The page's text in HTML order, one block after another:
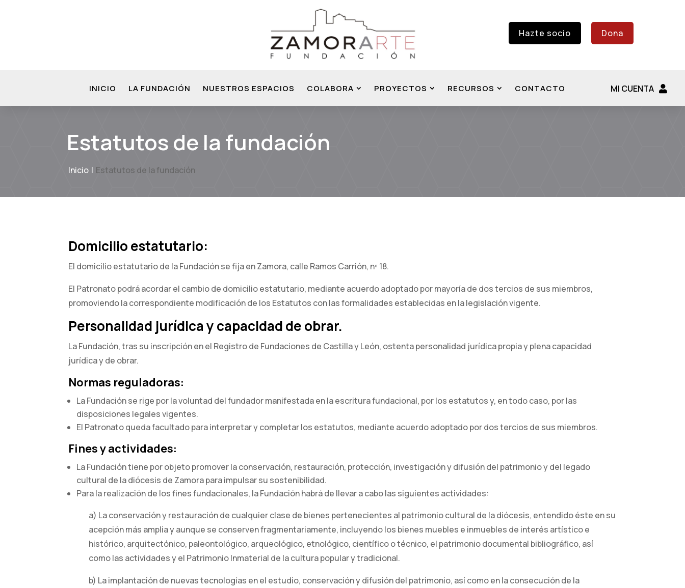
Hazte socio Dona
INICIO LA FUNDACIÓN NUESTROS ESPACIOS COLABORA PROYECTOS RECURSOS CONTACTO MI CUENTA
Estatutos de la fundación
Inicio Estatutos de la fundación
Domicilio estatutario:
El domicilio estatutario de la Fundación se fija en Zamora, calle Ramos Carrión, nº 18.
El Patronato podrá acordar el cambio de domicilio estatutario, mediante acuerdo adoptado por mayoría de dos tercios de sus miembros,
promoviendo la correspondiente modificación de los Estatutos con las formalidades establecidas en la legislación vigente.
Personalidad jurídica y capacidad de obrar.
La Fundación, tras su inscripción en el Registro de Fundaciones de Castilla y León, ostenta personalidad jurídica propia y plena capacidad
jurídica y de obrar.
Normas reguladoras:
La Fundación se rige por la voluntad del fundador manifestada en la escritura fundacional, por los estatutos y, en todo caso, por las
disposiciones legales vigentes.
El Patronato queda facultado para interpretar y completar los estatutos, mediante acuerdo adoptado por dos tercios de sus miembros.
Fines y actividades:
La Fundación tiene por objeto promover la conservación, restauración, protección, investigación y difusión del patrimonio y del legado
cultural de la diócesis de Zamora para impulsar su sostenibilidad.
Para la realización de los fines fundacionales, la Fundación habrá de llevar a cabo las siguientes actividades:
a) La conservación y restauración de cualquier clase de bienes pertenecientes al patrimonio cultural de la diócesis, entendido éste en su
acepción más amplia y aunque se conserven fragmentariamente, incluyendo los bienes muebles e inmuebles de interés artístico e
histórico, arquitectónico, paleontológico, arqueológico, etnológico, científico o técnico, el patrimonio documental bibliográfico, así
como las actividades y el Patrimonio Inmaterial de la cultura popular y tradicional.
b) La implantación de nuevas tecnologías en el estudio, conservación y difusión del patrimonio, así como en la consecución de la